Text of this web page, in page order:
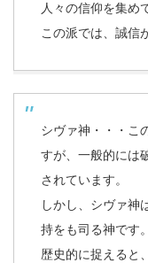
人々の信仰を集め
この派では、誠信
シヴァ神・・・こ
すが、一般的には
されています。
しかし、シヴァ神
持をも司る神です。
歴史的に捉えると